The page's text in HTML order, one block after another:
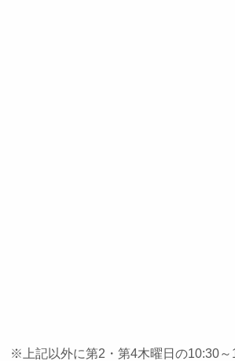
※上記以外に第2・第4木曜日の10:30